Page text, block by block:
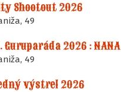
Shootout 2026
49
Guruparáda 2026 : NANA
49
výstrel 2026